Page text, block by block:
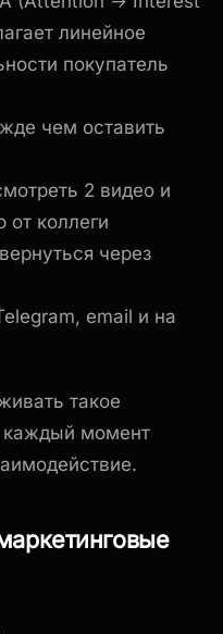
линейное
покупатель
чем оставить
2 видео и
коллеги
через
email и на
такое
каждый момент